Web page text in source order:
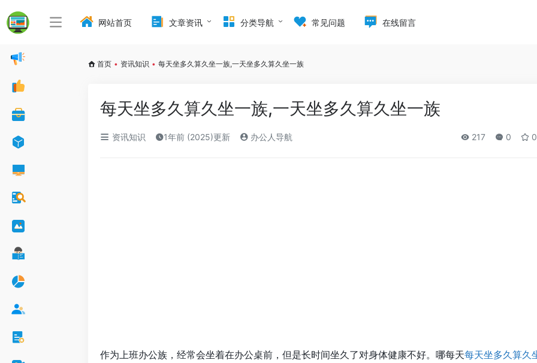
网站首页 文章资讯 分类导航 常见问题 在线留言
首页 • 资讯知识 • 每天坐多久算久坐一族,一天坐多久算久坐一族
每天坐多久算久坐一族,一天坐多久算久坐一族
资讯知识 1年前 (2025)更新 办公人导航 217 0 0
作为上班办公族，经常会坐着在办公桌前，但是长时间坐久了对身体健康不好。哪每天每天坐多久算久